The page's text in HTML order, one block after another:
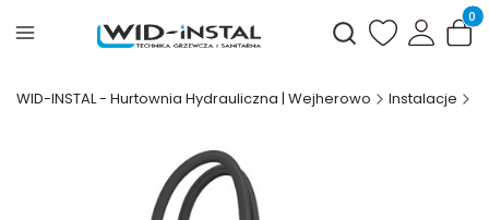
Otwórz
WID-INSTAL - Hurtownia Hydrauliczna | Wejherowo Instalacje